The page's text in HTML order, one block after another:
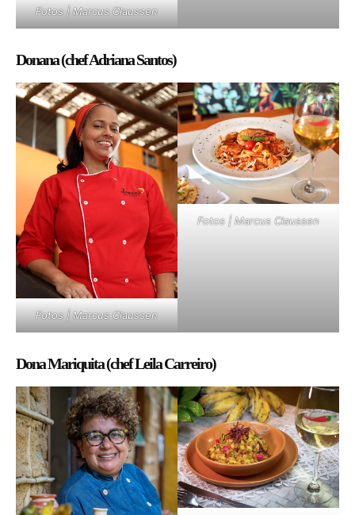
Fotos | Marcus Claussen
Donana (chef Adriana Santos)
Fotos | Marcus Claussen
Fotos | Marcus Claussen
Dona Mariquita (chef Leila Carreiro)